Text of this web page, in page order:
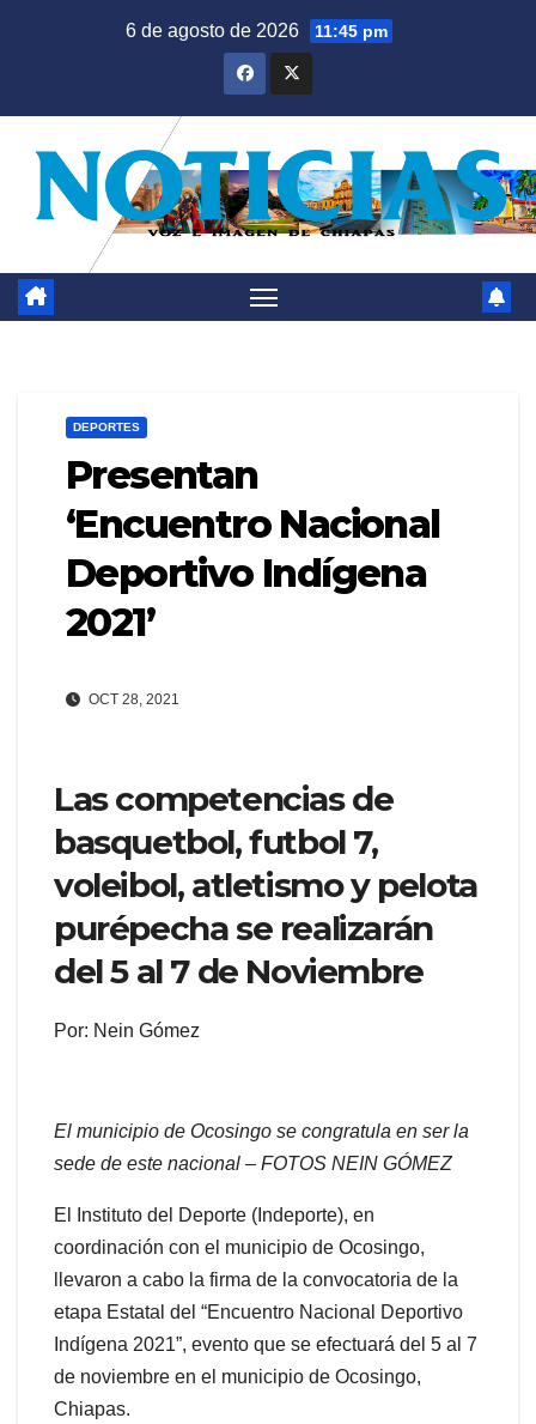
6 de agosto de 2026 11:45 pm
DEPORTES
Presentan
‘Encuentro Nacional
Deportivo Indígena
2021’
OCT 28, 2021
Las competencias de
basquetbol, futbol 7,
voleibol, atletismo y pelota
purépecha se realizarán
del 5 al 7 de Noviembre
Por: Nein Gómez
El municipio de Ocosingo se congratula en ser la
sede de este nacional – FOTOS NEIN GÓMEZ
El Instituto del Deporte (Indeporte), en
coordinación con el municipio de Ocosingo,
llevaron a cabo la firma de la convocatoria de la
etapa Estatal del “Encuentro Nacional Deportivo
Indígena 2021”, evento que se efectuará del 5 al 7
de noviembre en el municipio de Ocosingo,
Chiapas.